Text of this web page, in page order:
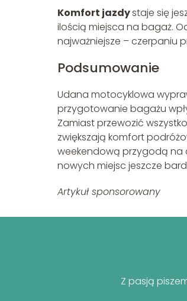
Komfort jazdystaje się
ilością miejsca na bagaż.
najważniejsze – czerpaniu
Podsumowanie
Udana motocyklowa
przygotowanie bagażu
Zamiast przewozić
zwiększają komfort
weekendową przygodą na
nowych miejsc jeszcze
Artykuł sponsorowany
Z pasją